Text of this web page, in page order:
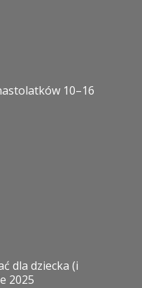
10–16
dla dziecka (i
2025